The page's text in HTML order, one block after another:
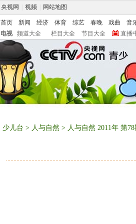
央视网 视频 网站地图
首页 新闻 经济 体育 综艺 春晚 戏曲 音
电视
频道大全 栏目大全 节目大全 直播
少儿台 > 人与自然 > 人与自然 2011年 第78